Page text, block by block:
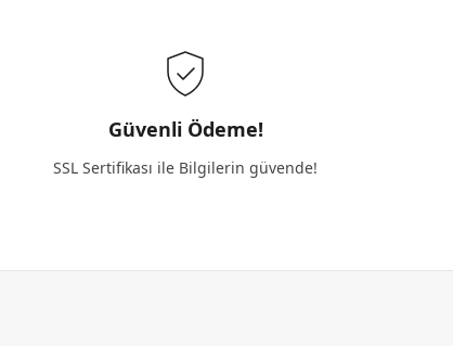
Güvenli Ödeme!
SSL Sertifikası ile Bilgilerin güvende!